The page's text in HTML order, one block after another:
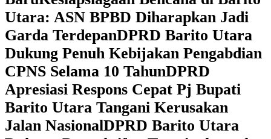
Utara: ASN BPBD Diharapkan Jadi
Garda TerdepanDPRD Barito Utara
Dukung Penuh Kebijakan Pengabdian
CPNS Selama 10 TahunDPRD
Apresiasi Respons Cepat Pj Bupati
Barito Utara Tangani Kerusakan
Jalan NasionalDPRD Barito Utara